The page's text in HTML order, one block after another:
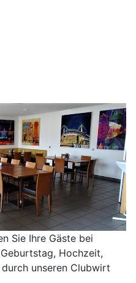
Sie Ihre Gäste bei
Hochzeit,
unseren Clubwirt